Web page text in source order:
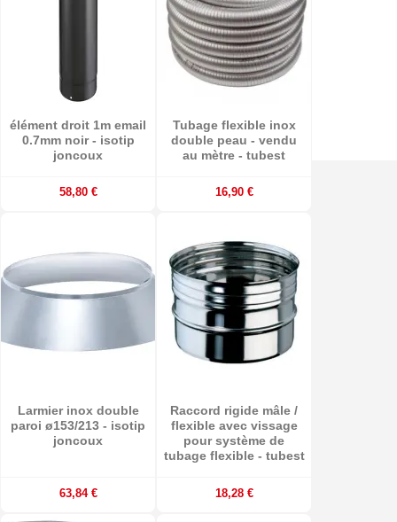
élément droit 1m email
0.7mm noir - isotip
joncoux
58,80 €
Tubage flexible inox
double peau - vendu
au mètre - tubest
16,90 €
Larmier inox double
paroi ø153/213 - isotip
joncoux
63,84 €
Raccord rigide mâle /
flexible avec vissage
pour système de
tubage flexible - tubest
18,28 €